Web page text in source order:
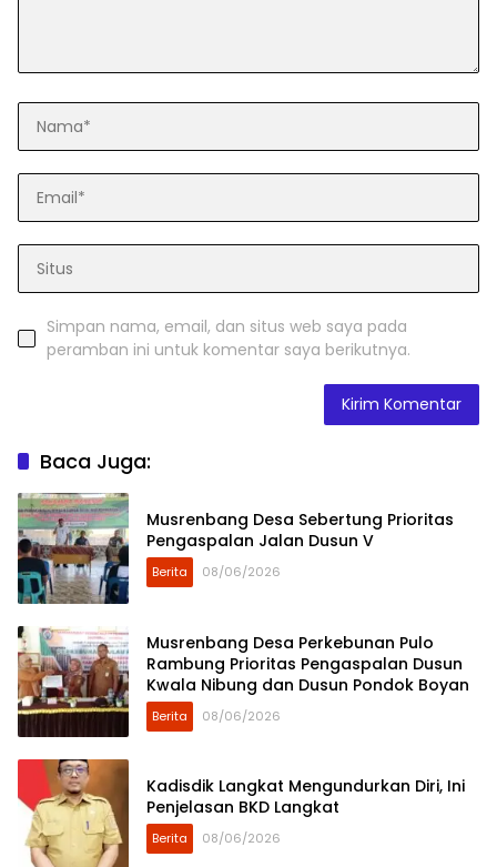
Simpan nama, email, dan situs web saya pada
peramban ini untuk komentar saya berikutnya.
Baca Juga:
Musrenbang Desa Sebertung Prioritas
Pengaspalan Jalan Dusun V
Berita 08/06/2026
Musrenbang Desa Perkebunan Pulo
Rambung Prioritas Pengaspalan Dusun
Kwala Nibung dan Dusun Pondok Boyan
Berita 08/06/2026
Kadisdik Langkat Mengundurkan Diri, Ini
Penjelasan BKD Langkat
Berita 08/06/2026